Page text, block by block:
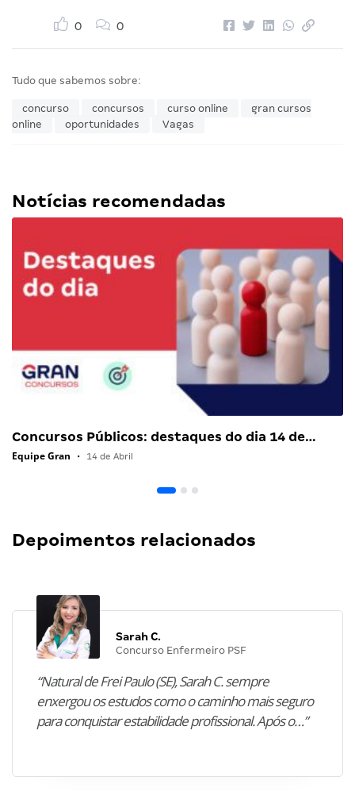
0 0
Tudo que sabemos sobre:
concurso concursos curso online
gran cursos
online
oportunidades Vagas
Notícias recomendadas
Concursos Públicos: destaques do dia 14 de…
Equipe Gran • 14 de Abril
Depoimentos relacionados
Sarah C.
Concurso Enfermeiro PSF
“Natural de Frei Paulo (SE), Sarah C. sempre
enxergou os estudos como o caminho mais seguro
para conquistar estabilidade profissional. Após o…”